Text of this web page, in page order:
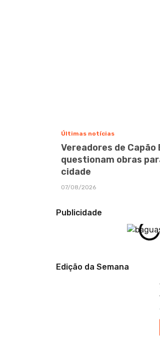
Últimas notícias
Vereadores de Capão
questionam obras
cidade
07/08/2026
Publicidade
Edição da Semana